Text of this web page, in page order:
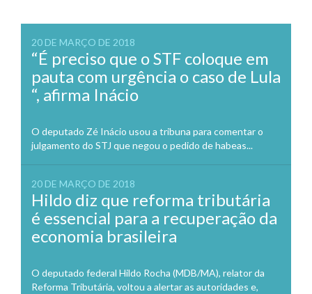
20 DE MARÇO DE 2018
“É preciso que o STF coloque em
pauta com urgência o caso de Lula
“, afirma Inácio
O deputado Zé Inácio usou a tribuna para comentar o
julgamento do STJ que negou o pedido de habeas...
20 DE MARÇO DE 2018
Hildo diz que reforma tributária
é essencial para a recuperação da
economia brasileira
O deputado federal Hildo Rocha (MDB/MA), relator da
Reforma Tributária, voltou a alertar as autoridades e,